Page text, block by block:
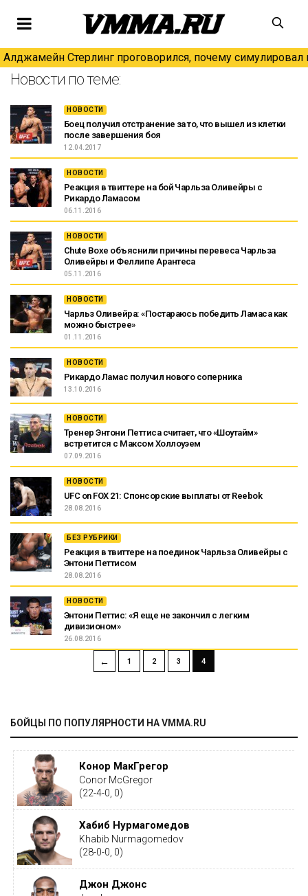
Алджамейн Стерлинг проговорился, почему симулировал
Новости по теме:
НОВОСТИ
Боец получил отстранение за то, что вышел из клетки
после завершения боя
12.04.2017
НОВОСТИ
Реакция в твиттере на бой Чарльза Оливейры с
Рикардо Ламасом
06.11.2016
НОВОСТИ
Chute Boxe объяснили причины перевеса Чарльза
Оливейры и Феллипе Арантеса
05.11.2016
НОВОСТИ
Чарльз Оливейра: «Постараюсь победить Ламаса как
можно быстрее»
01.11.2016
НОВОСТИ
Рикардо Ламас получил нового соперника
13.10.2016
НОВОСТИ
Тренер Энтони Петтиса считает, что «Шоутайм»
встретится с Максом Холлоуэем
07.09.2016
НОВОСТИ
UFC on FOX 21: Спонсорские выплаты от Reebok
28.08.2016
БЕЗ РУБРИКИ
Реакция в твиттере на поединок Чарльза Оливейры с
Энтони Петтисом
28.08.2016
НОВОСТИ
Энтони Петтис: «Я еще не закончил с легким
дивизионом»
26.08.2016
← 1 2 3 4
БОЙЦЫ ПО ПОПУЛЯРНОСТИ НА VMMA.RU
Конор МакГрегор
Conor McGregor
(22-4-0, 0)
Хабиб Нурмагомедов
Khabib Nurmagomedov
(28-0-0, 0)
Джон Джонс